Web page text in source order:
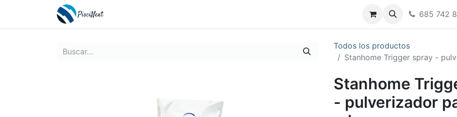
685 742
Todos los productos
Stanhome Trigger spray -
Stanhome
- pulverizador